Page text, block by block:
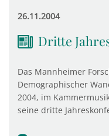
26.11.2004
Dritte
Das Mannheimer
Demographischer
2004, im
seine dritte